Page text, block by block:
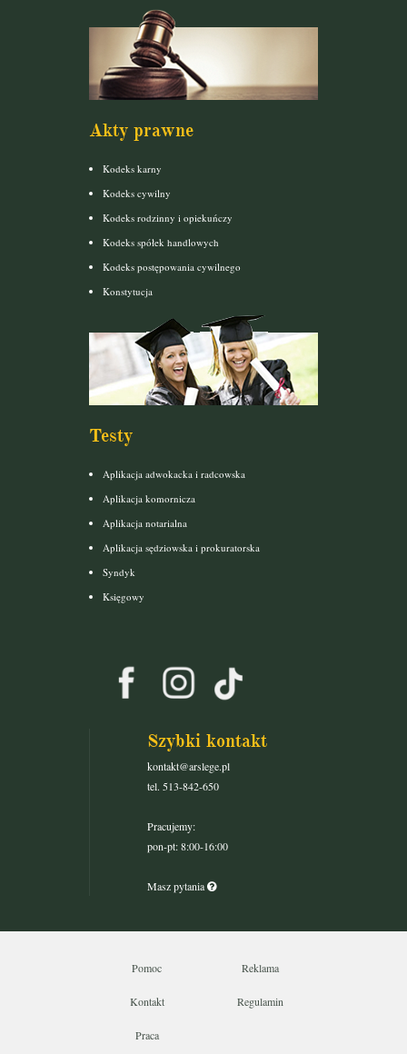
Akty prawne
Kodeks karny
Kodeks cywilny
Kodeks rodzinny i opiekuńczy
Kodeks spółek handlowych
Kodeks postępowania cywilnego
Konstytucja
Testy
Aplikacja adwokacka i radcowska
Aplikacja komornicza
Aplikacja notarialna
Aplikacja sędziowska i prokuratorska
Syndyk
Księgowy
Szybki kontakt
kontakt@arslege.pl
tel. 513-842-650
Pracujemy:
pon-pt: 8:00-16:00
Masz pytania
Pomoc Reklama
Kontakt Regulamin
Praca